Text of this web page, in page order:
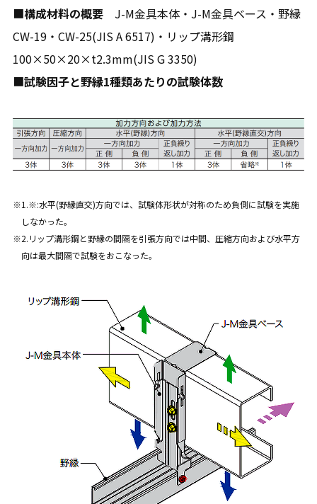
■構成材料の概要 J-M金具本体・J-M金具ベース・野縁
CW-19・CW-25(JIS A 6517)・リップ溝形鋼
100×50×20×t2.3mm(JIS G 3350)
■試験因子と野縁1種類あたりの試験体数
1.※:水平(野縁直交)方向では、試験体形状が対称のため負側に試験を実施
しなかった。
2.リップ溝形鋼と野縁の間隔を引張方向では中間、圧縮方向および水平方
向は最大間隔で試験をおこなった。